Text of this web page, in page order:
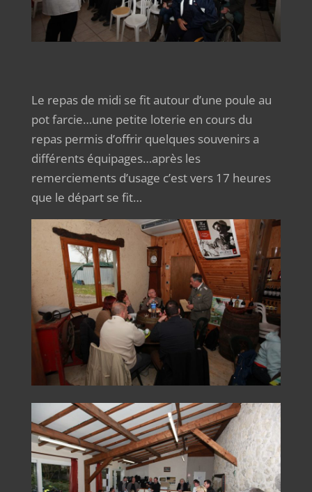
Le repas de midi se fit autour d’une poule au
pot farcie…une petite loterie en cours du
repas permis d’offrir quelques souvenirs a
différents équipages…après les
remerciements d’usage c’est vers 17 heures
que le départ se fit…